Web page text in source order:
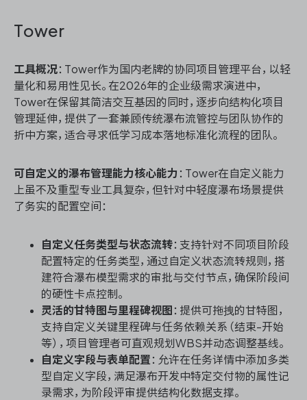
Tower
工具概况：Tower作为国内老牌的协同项目管理平台，以轻
量化和易用性见长。在2026年的企业级需求演进中，
Tower在保留其简洁交互基因的同时，逐步向结构化项目
管理延伸，提供了一套兼顾传统瀑布流管控与团队协作的
折中方案，适合寻求低学习成本落地标准化流程的团队。
可自定义的瀑布管理能力核心能力 ：Tower在自定义能力
上虽不及重型专业工具复杂，但针对中轻度瀑布场景提供
了务实的配置空间：
自定义任务类型与状态流转：支持针对不同项目阶段
配置特定的任务类型，通过自定义状态流转规则，搭
建符合瀑布模型需求的审批与交付节点，确保阶段间
的硬性卡点控制。
灵活的甘特图与里程碑视图 ：提供可拖拽的甘特图，
支持自定义关键里程碑与任务依赖关系（结束-开始
等），项目管理者可直观规划WBS并动态调整基线。
自定义字段与表单配置 ：允许在任务详情中添加多类
型自定义字段，满足瀑布开发中特定交付物的属性记
录需求，为阶段评审提供结构化数据支撑。